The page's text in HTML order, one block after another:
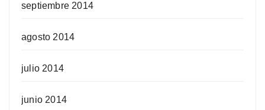
septiembre 2014
agosto 2014
julio 2014
junio 2014